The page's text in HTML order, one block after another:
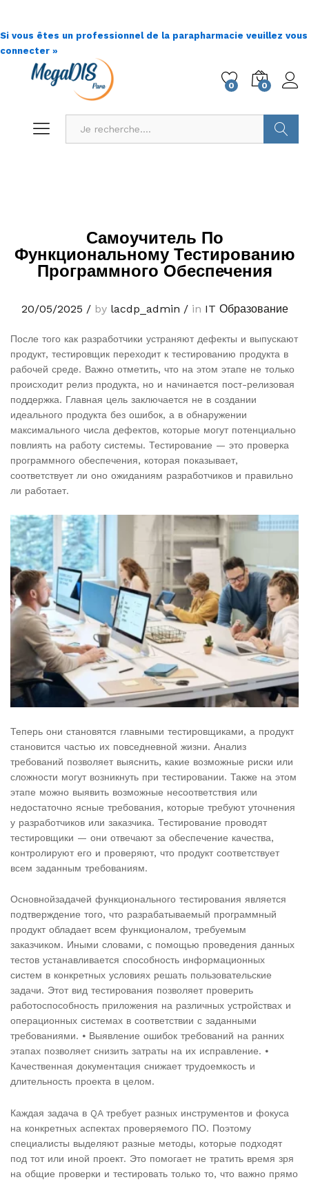
Si vous êtes un professionnel de la parapharmacie veuillez vous
connecter »
0 0
Самоучитель По
Функциональному Тестированию
Программного Обеспечения
20/05/2025 /by lacdp_admin /in IT Образование
После того как разработчики устраняют дефекты и выпускают
продукт, тестировщик переходит к тестированию продукта в
рабочей среде. Важно отметить, что на этом этапе не только
происходит релиз продукта, но и начинается пост-релизовая
поддержка. Главная цель заключается не в создании
идеального продукта без ошибок, а в обнаружении
максимального числа дефектов, которые могут потенциально
повлиять на работу системы. Тестирование — это проверка
программного обеспечения, которая показывает,
соответствует ли оно ожиданиям разработчиков и правильно
ли работает.
Теперь они становятся главными тестировщиками, а продукт
становится частью их повседневной жизни. Анализ
требований позволяет выяснить, какие возможные риски или
сложности могут возникнуть при тестировании. Также на этом
этапе можно выявить возможные несоответствия или
недостаточно ясные требования, которые требуют уточнения
у разработчиков или заказчика. Тестирование проводят
тестировщики — они отвечают за обеспечение качества,
контролируют его и проверяют, что продукт соответствует
всем заданным требованиям.
Основнойзадачей функционального тестирования является
подтверждение того, что разрабатываемый программный
продукт обладает всем функционалом, требуемым
заказчиком. Иными словами, с помощью проведения данных
тестов устанавливается способность информационных
систем в конкретных условиях решать пользовательские
задачи. Этот вид тестирования позволяет проверить
работоспособность приложения на различных устройствах и
операционных системах в соответствии с заданными
требованиями. ⦁ Выявление ошибок требований на ранних
этапах позволяет снизить затраты на их исправление. ⦁
Качественная документация снижает трудоемкость и
длительность проекта в целом.
Каждая задача в QA требует разных инструментов и фокуса
на конкретных аспектах проверяемого ПО. Поэтому
специалисты выделяют разные методы, которые подходят
под тот или иной проект. Это помогает не тратить время зря
на общие проверки и тестировать только то, что важно прямо